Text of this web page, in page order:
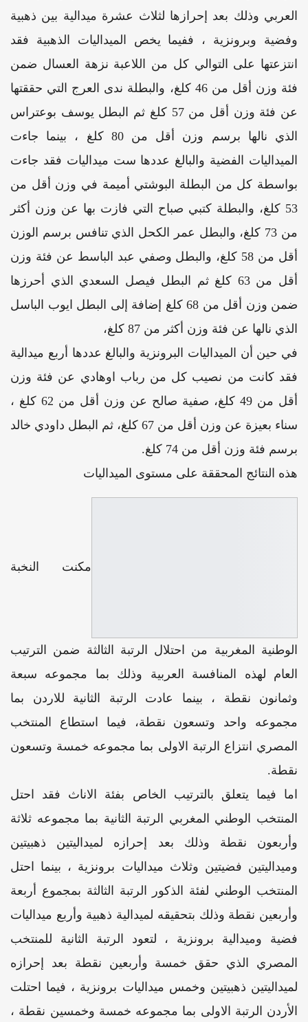
العربي وذلك بعد إحرازها لثلاث عشرة ميدالية بين ذهبية
وفضية وبرونزية ، ففيما يخص الميداليات الذهبية فقد
انتزعتها على التوالي كل من اللاعبة نزهة العسال ضمن
فئة وزن أقل من 46 كلغ، والبطلة ندى العرج التي حققتها
عن فئة وزن أقل من 57 كلغ ثم البطل يوسف بوعتراس
الذي نالها برسم وزن أقل من 80 كلغ ، بينما جاءت
الميداليات الفضية والبالغ عددها ست ميداليات فقد جاءت
بواسطة كل من البطلة البوشتي أميمة في وزن أقل من
53 كلغ، والبطلة كتبي صباح التي فازت بها عن وزن أكثر
من 73 كلغ، والبطل عمر الكحل الذي تنافس برسم الوزن
أقل من 58 كلغ، والبطل وصفي عبد الباسط عن فئة وزن
أقل من 63 كلغ ثم البطل فيصل السعدي الذي أحرزها
ضمن وزن أقل من 68 كلغ إضافة إلى البطل ايوب الباسل
الذي نالها عن فئة وزن أكثر من 87 كلغ،
في حين أن الميداليات البرونزية والبالغ عددها أربع ميدالية
فقد كانت من نصيب كل من رباب اوهادي عن فئة وزن
أقل من 49 كلغ، صفية صالح عن وزن أقل من 62 كلغ ،
سناء بعيزة عن وزن أقل من 67 كلغ، ثم البطل داودي خالد
برسم فئة وزن أقل من 74 كلغ.
هذه النتائج المحققة على مستوى الميداليات
مكنت النخبة
الوطنية المغربية من احتلال الرتبة الثالثة ضمن الترتيب
العام لهذه المنافسة العربية وذلك بما مجموعه سبعة
وثمانون نقطة ، بينما عادت الرتبة الثانية للاردن بما
مجموعه واحد وتسعون نقطة، فيما استطاع المنتخب
المصري انتزاع الرتبة الاولى بما مجموعه خمسة وتسعون
نقطة.
اما فيما يتعلق بالترتيب الخاص بفئة الاناث فقد احتل
المنتخب الوطني المغربي الرتبة الثانية بما مجموعه ثلاثة
وأربعون نقطة وذلك بعد إحرازه لميداليتين ذهبيتين
وميداليتين فضيتين وثلاث ميداليات برونزية ، بينما احتل
المنتخب الوطني لفئة الذكور الرتبة الثالثة بمجموع أربعة
وأربعين نقطة وذلك بتحقيقه لميدالية ذهبية وأربع ميداليات
فضية وميدالية برونزية ، لتعود الرتبة الثانية للمنتخب
المصري الذي حقق خمسة وأربعين نقطة بعد إحرازه
لميداليتين ذهبيتين وخمس ميداليات برونزية ، فيما احتلت
الأردن الرتبة الاولى بما مجموعه خمسة وخمسين نقطة ،